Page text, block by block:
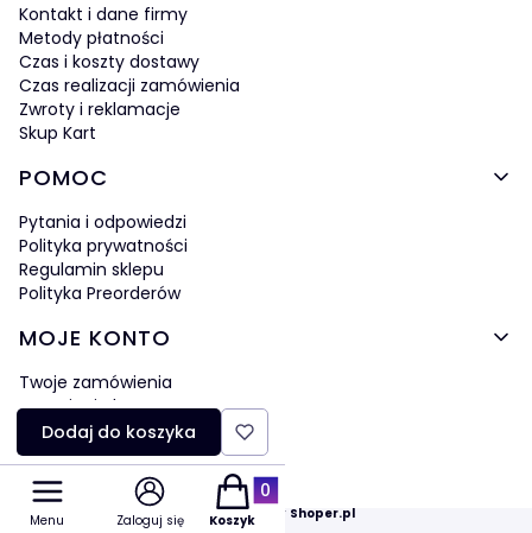
Kontakt i dane firmy
Metody płatności
Czas i koszty dostawy
Czas realizacji zamówienia
Zwroty i reklamacje
Skup Kart
POMOC
Pytania i odpowiedzi
Polityka prywatności
Regulamin sklepu
Polityka Preorderów
MOJE KONTO
Twoje zamówienia
Ustawienia konta
Ulubione
Sklep internetowy Shoper.pl
Dodaj do koszyka
Menu Zaloguj się
Produkty w koszyku: 0. Zobacz
Koszyk